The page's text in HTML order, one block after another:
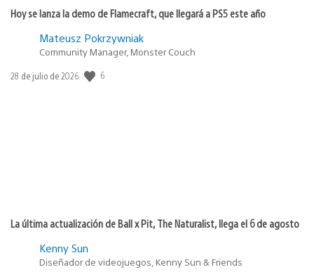
Hoy se lanza la demo de Flamecraft, que llegará a PS5 este año
Mateusz Pokrzywniak
Community Manager, Monster Couch
Fecha
28 de julio de 2026 6
La última actualización de Ball x Pit, The Naturalist, llega el 6 de agosto
Kenny Sun
Diseñador de videojuegos, Kenny Sun & Friends